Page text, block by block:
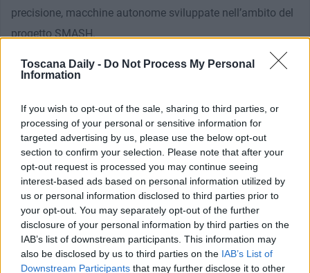
Toscana Daily - Do Not Process My Personal
Information
If you wish to opt-out of the sale, sharing to third parties, or
processing of your personal or sensitive information for
targeted advertising by us, please use the below opt-out
section to confirm your selection. Please note that after your
opt-out request is processed you may continue seeing
interest-based ads based on personal information utilized by
us or personal information disclosed to third parties prior to
your opt-out. You may separately opt-out of the further
disclosure of your personal information by third parties on the
IAB’s list of downstream participants. This information may
also be disclosed by us to third parties on the IAB’s List of
Downstream Participants that may further disclose it to other
precisione, macchine autonome sviluppate nell’ambito del
progetto SMASH.